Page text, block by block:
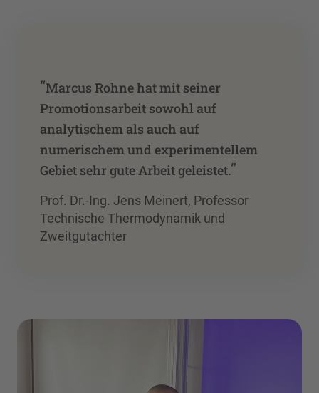
“Marcus Rohne hat mit seiner
Promotionsarbeit sowohl auf
analytischem als auch auf
numerischem und experimentellem
Gebiet sehr gute Arbeit geleistet.”
Prof. Dr.-Ing. Jens Meinert, Professor
Technische Thermodynamik und
Zweitgutachter